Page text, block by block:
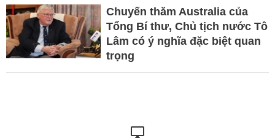
Chuyến thăm Australia của
Tổng Bí thư, Chủ tịch nước Tô
Lâm có ý nghĩa đặc biệt quan
trọng